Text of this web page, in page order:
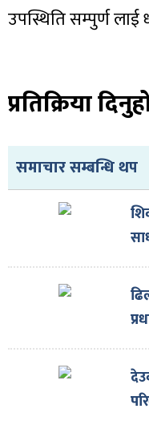
उपस्थिति सम्पुर्ण लाई
प्रतिक्रिया
समाचार सम्बन्धि थप